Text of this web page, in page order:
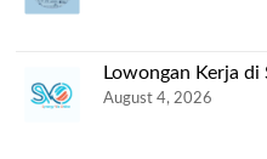
Lowongan Kerja
August 4, 2026